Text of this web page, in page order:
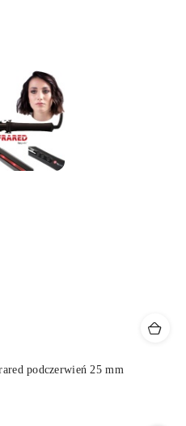
podczerwień 25 mm